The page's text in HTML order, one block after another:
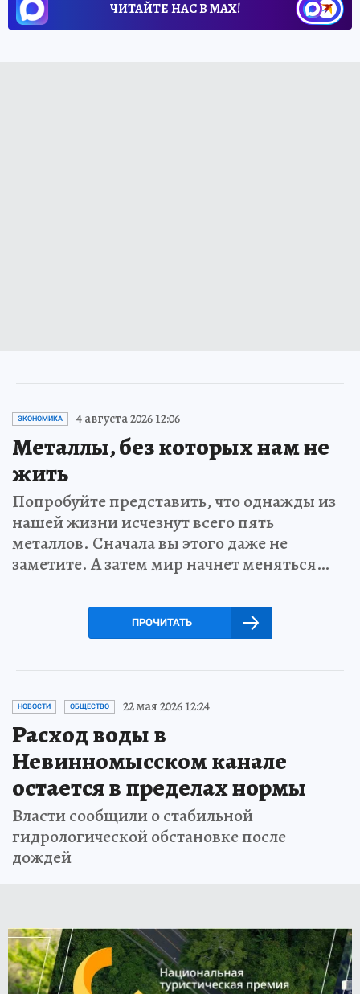
ЧИТАЙТЕ НАС В МАХ!
ЭКОНОМИКА 4 августа 2026 12:06
Металлы, без которых нам не
жить
Попробуйте представить, что однажды из
нашей жизни исчезнут всего пять
металлов. Сначала вы этого даже не
заметите. А затем мир начнет меняться…
ПРОЧИТАТЬ
НОВОСТИ ОБЩЕСТВО 22 мая 2026 12:24
Расход воды в
Невинномысском канале
остается в пределах нормы
Власти сообщили о стабильной
гидрологической обстановке после
дождей